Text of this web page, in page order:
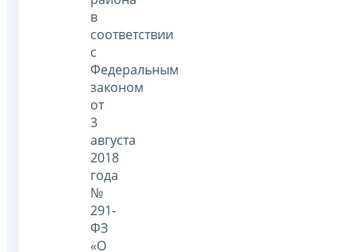
в
соответствии
с
Федеральным
законом
от
3
августа
2018
года
№
291-
ФЗ
«О